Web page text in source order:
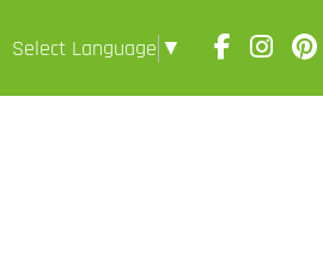
Select Language ▼